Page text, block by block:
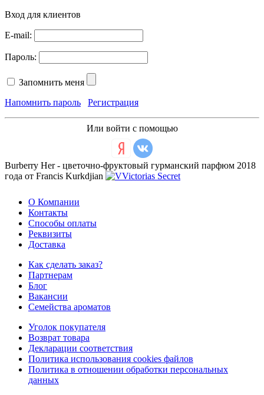
Вход для клиентов
E-mail:
Пароль:
Запомнить меня
Напомнить пароль
Регистрация
Или войти с помощью
Burberry Her - цветочно-фруктовый гурманский парфюм 2018
года от Francis Kurkdjian
О Компании
Контакты
Способы оплаты
Реквизиты
Доставка
Как сделать заказ?
Партнерам
Блог
Вакансии
Семейства ароматов
Уголок покупателя
Возврат товара
Декларации соответствия
Политика использования cookies файлов
Политика в отношении обработки персональных
данных